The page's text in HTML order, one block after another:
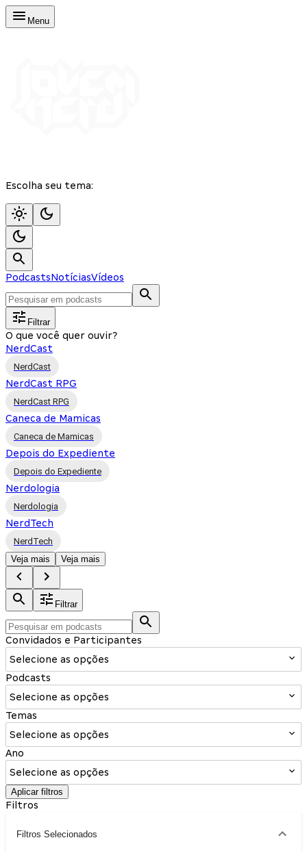
Menu
Escolha seu tema:
PodcastsNotíciasVídeos
Filtrar
O que você quer ouvir?
NerdCast
NerdCast
NerdCast RPG
NerdCast RPG
Caneca de Mamicas
Caneca de Mamicas
Depois do Expediente
Depois do Expediente
Nerdologia
Nerdologia
NerdTech
NerdTech
Veja mais
Veja mais
Filtrar
Convidados e Participantes
Selecione as opções
Podcasts
Selecione as opções
Temas
Selecione as opções
Ano
Selecione as opções
Aplicar filtros
Filtros
Filtros Selecionados